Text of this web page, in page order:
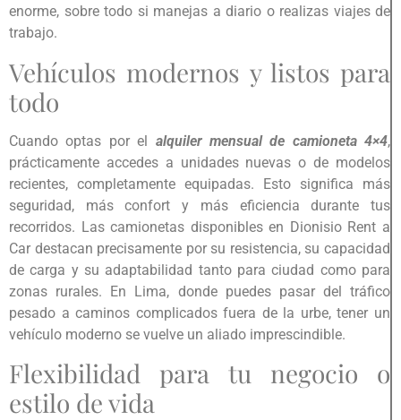
enorme, sobre todo si manejas a diario o realizas viajes de
trabajo.
Vehículos modernos y listos para
todo
Cuando optas por el alquiler mensual de camioneta 4×4,
prácticamente accedes a unidades nuevas o de modelos
recientes, completamente equipadas. Esto significa más
seguridad, más confort y más eficiencia durante tus
recorridos. Las camionetas disponibles en Dionisio Rent a
Car destacan precisamente por su resistencia, su capacidad
de carga y su adaptabilidad tanto para ciudad como para
zonas rurales. En Lima, donde puedes pasar del tráfico
pesado a caminos complicados fuera de la urbe, tener un
vehículo moderno se vuelve un aliado imprescindible.
Flexibilidad para tu negocio o
estilo de vida